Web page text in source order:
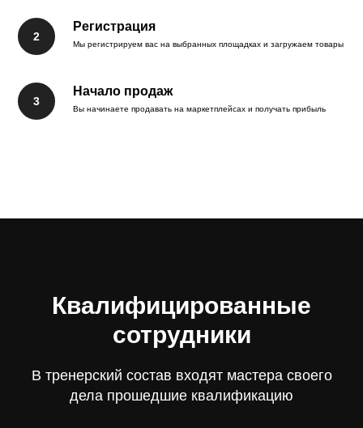
Регистрация
Мы регистрируем вас на выбранных площадках и загружаем товары
Начало продаж
Вы начинаете продавать на маркетплейсах и получать прибыль
Квалифицированные
сотрудники
В тренерский состав входят мастера своего
дела прошедшие квалификацию